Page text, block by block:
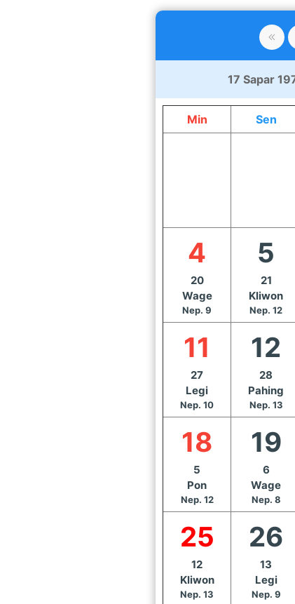
17 Sapar
Min Sen
4
20
Wage
Nep. 9
5
21
Kliwon
Nep. 12
11
27
Legi
Nep. 10
12
28
Pahing
Nep. 13
18
5
Pon
Nep. 12
19
6
Wage
Nep. 8
25
12
Kliwon
Nep. 13
26
13
Legi
Nep. 9